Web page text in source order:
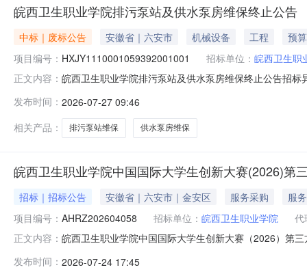
皖西卫生职业学院排污泵站及供水泵房维保终止公告
中标｜废标公告 安徽省｜六安市 机械设备 工程
预
项目编号： HXJY1110001059392001001 招标单位： 皖西卫生职
正文内容： 皖西卫生职业学院排污泵站及供水泵房维保终止公告招
学院排污泵站及供水泵房维保终止公告交易异常类型终
发布时间： 2026-07-27 09:46
相关产品：
排污泵站维保 供水泵房维保
皖西卫生职业学院中国国际大学生创新大赛(2026)第
招标｜招标公告 安徽省｜六安市｜金安区 服务采购
服务
项目编号： AHRZ202604058 招标单位： 皖西卫生职业学院
代
正文内容： 皖西卫生职业学院中国国际大学生创新大赛（2026）第
间）前现场递交响应文件。一、项目基本情况1、项目编
发布时间： 2026-07-24 17:45